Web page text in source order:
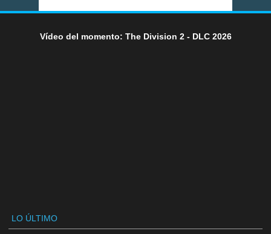
Vídeo del momento: The Division 2 - DLC 2026
LO ÚLTIMO